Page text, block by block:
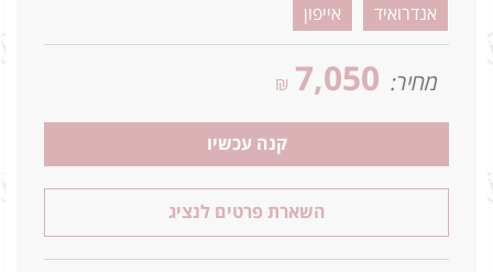
אנדרואיד
אייפון
מחיר: 7,050
₪
קנה עכשיו
השארת פרטים לנציג